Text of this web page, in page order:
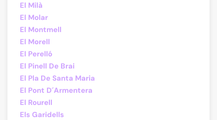
El Milà
El Molar
El Montmell
El Morell
El Perelló
El Pinell De Brai
El Pla De Santa Maria
El Pont D´Armentera
El Rourell
Els Garidells